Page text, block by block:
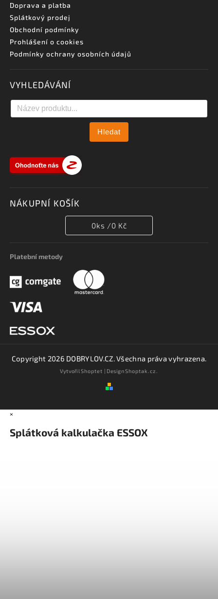
Doprava a platba
Splátkový prodej
Obchodní podmínky
Prohlášení o cookies
Podmínky ochrany osobních údajů
VYHLEDÁVÁNÍ
Hledat
NÁKUPNÍ KOŠÍK
0ks /0 Kč
Platební metody
Copyright 2026 DOBRYLOV.CZ. Všechna práva vyhrazena.
VytvořilShoptet | DesignShoptak.cz.
×
Splátková kalkulačka ESSOX